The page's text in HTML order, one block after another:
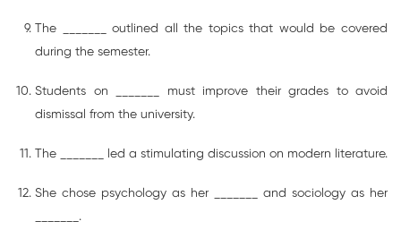
The _______ outlined all the topics that would be covered
during the semester.
Students on _______ must improve their grades to avoid
dismissal from the university.
The _______ led a stimulating discussion on modern literature.
She chose psychology as her _______ and sociology as her
_______.